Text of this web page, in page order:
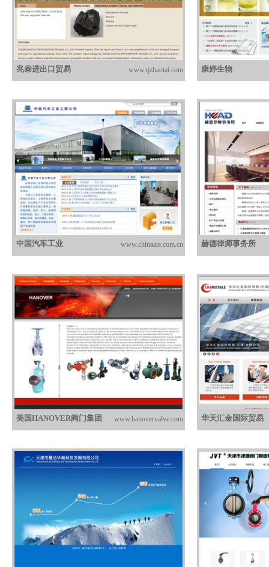
兆泰进出口贸易 www.tjzhaotai.com 康婷生物
中国汽车工业 www.chinaaie.com.cn 赫德律师事务所
美国HANOVER阀门集团 www.hanovervalve.com 华天汇金国际贸易